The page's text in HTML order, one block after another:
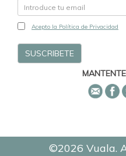
Acepto la Política de Privacidad
©2026 Vuala.